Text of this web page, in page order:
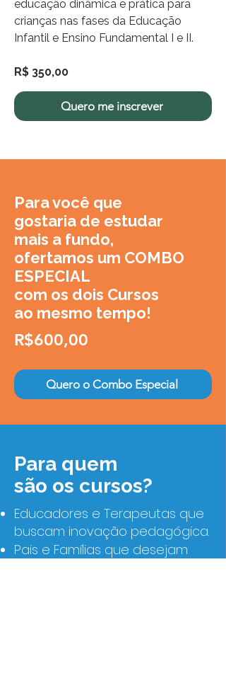
educação dinâmica e prática para
crianças nas fases da Educação
Infantil e Ensino Fundamental I e II.
R$ 350,00
Quero me inscrever
Para você que
gostaria de estudar
mais a fundo,
ofertamos um COMBO
ESPECIAL
com os dois Cursos
ao mesmo tempo!
R$600,00
Quero o Combo Especial
Para quem
são os cursos?
Educadores e Terapeutas que
buscam inovação pedagógica.
Pais e Famílias que desejam